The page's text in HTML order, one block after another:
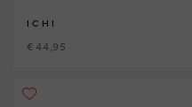
ICHI
€ 44,95